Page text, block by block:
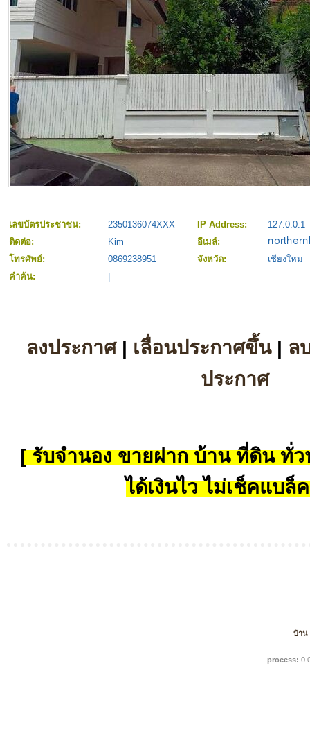
เลขบัตรประชาชน: 2350136074XXX IP Address:
127.0.0.1
ติดต่อ:
Kim
อีเมล์:
โทรศัพย์:
0869238951 จังหวัด:
เชียงใหม่
คำค้น:
ลงประกาศ| เลื่อนประกาศขึ้น| ล
ประกาศ
[ รับจำนอง ขายฝาก บ้าน ที่ดิน ทั่ว
ได้เงินไว ไม่เช็คแบล็
บ้าน
process: